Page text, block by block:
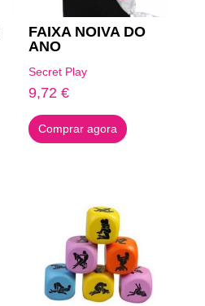
FAIXA NOIVA DO
ANO
Secret Play
9,72€
Comprar agora